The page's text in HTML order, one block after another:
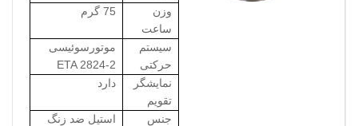
وزن
ساعت
75 گرم
سیستم
حرکتی
موتورسوئیسی
ETA 2824-2
نمایشگر
تقویم
دارد
جنس
استیل ضد زنگ